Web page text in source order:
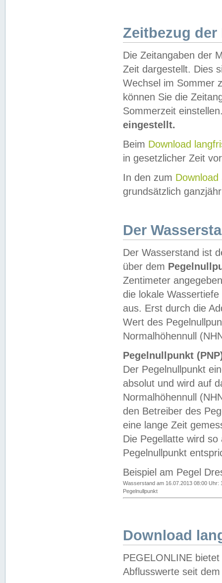
Zeitbezug der
Die Zeitangaben der
Zeit dargestellt. Dies
Wechsel im Sommer
können Sie die
Sommerzeit
eingestellt.
Beim Download
in gesetzlicher Zeit
In den zum Download
grundsätzlich
Der
Der Wasserstand ist
über dem
Zentimeter
die lokale
aus. Erst durch die
Wert des
Normalhöhennull
Pegelnullpunkt
Der Pegelnullpunkt
absolut und wird auf
Normalhöhennull
den Betreiber des
eine lange Zeit
Die Pegellatte wird
Pegelnullpunkt
Beispiel am Pegel
Wasserstand am 16.07.2013 08:00 Uhr:
Pegelnullpunkt
Download
PEGELONLINE
Abflusswerte seit